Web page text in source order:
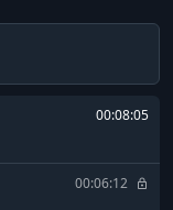
00:08:05
00:06:12